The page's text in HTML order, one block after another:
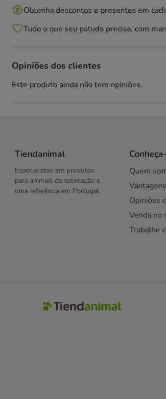
Obtenha descontos e presentes em
Tudo o que seu patudo precisa, com
Opiniões dos clientes
Este produto ainda não tem opiniões.
Tiendanimal
Especialistas em produtos
para animais de estimação e
uma referência em Portugal.
Quem
Opiniões
Venda no
Trabalhe